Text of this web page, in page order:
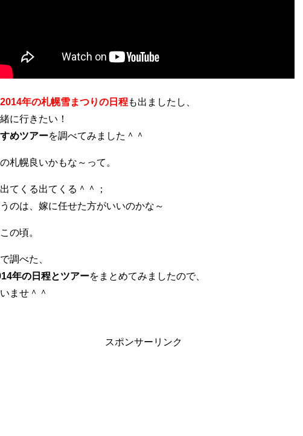
2014年の札幌雪まつりの日程も出ましたし、
に行きたい！
めツアーを調べてみました＾＾
札幌良いかもな～って。
てくる出てくる＾＾；
のは、嫁に任せた方がいいのかな～
の頃。
調べた、
年の日程とツアーをまとめてみましたので、
ませ＾＾
スポンサーリンク